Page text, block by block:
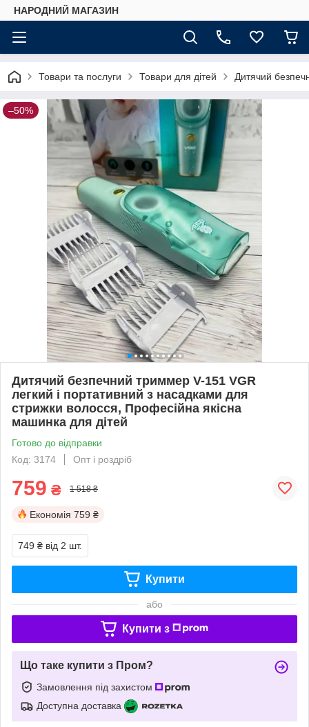
НАРОДНИЙ МАГАЗИН
Товари та послуги Товари для дітей Дитячий
–50%
Дитячий безпечний триммер V-151 VGR
легкий і портативний з насадками для
стрижки волосся, Професійна якісна
машинка для дітей
Готово до відправки
Код: 3174
Опт і роздріб
759 ₴ 1 518 ₴
Економія 759 ₴
749 ₴ від 2 шт.
Купити
або
Купити з
Що таке купити з Пром?
Замовлення під захистом
Доступна доставка